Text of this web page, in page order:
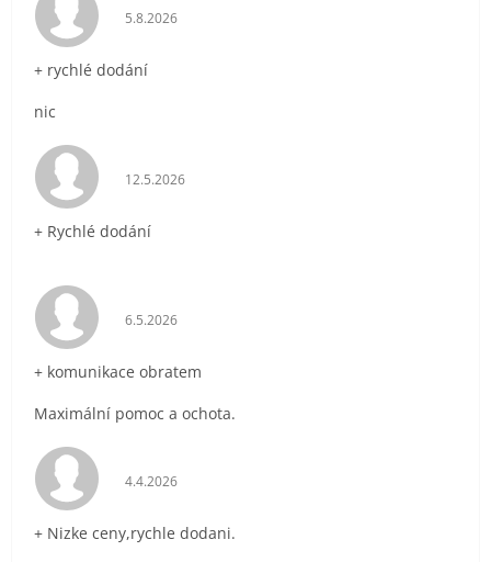
Hodnocení obchodu je 5 z 5 hvězdiček.
5.8.2026
+ rychlé dodání
nic
Hodnocení obchodu je 5 z 5 hvězdiček.
12.5.2026
+ Rychlé dodání
Hodnocení obchodu je 5 z 5 hvězdiček.
6.5.2026
+ komunikace obratem
Maximální pomoc a ochota.
Hodnocení obchodu je 5 z 5 hvězdiček.
4.4.2026
+ Nizke ceny,rychle dodani.